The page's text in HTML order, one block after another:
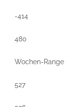
-414
480
Wochen-Range
527